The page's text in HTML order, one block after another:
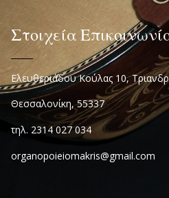
Στοιχεία
Ελευθεριάδου Κούλας 10,
Θεσσαλονίκη, 55337
τηλ. 2314 027 034
organopoieiomakris@gmail.com